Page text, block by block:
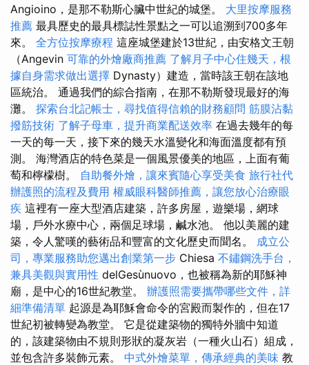
Angioino，是那不勒斯心臟中世紀的城堡。 大里按摩服務
推薦 最具歷史的最具標誌性景點之一可以追溯到700多年
來。 全方位按摩療程 這座城堡建於13世紀，由安格文王朝
（Angevin 可靠的外燴廠商推薦 了解月子中心住幾天，根
據自身需求做出選擇 Dynasty）建造，當時該王朝在該地
區統治。 通過我們的綜合指南，在那不勒斯發現最好的海
灘。 探索台北記帳士，尋找值得信賴的財務顧問 筋膜沾黏
撥筋技術 了解子母車，提升商業配送效率 在過去幾年的每
一天的每一天，接下來的幾天水溫變化和海面溫度都有預
測。 海灣酒店的特色菜是一個風景優美的地區，上面有葡
萄和檸檬樹。 自助餐外燴，讓來賓隨心享受美食 旅行社代
辦護照的流程及費用 權威眼科醫師推薦，讓您放心治療眼
疾 這裡有一座大型酒店建築，許多房屋，遊樂場，網球
場，戶外水療中心，兩個足球場，鹹水池。 他以美麗的建
築，令人驚嘆的藝術品和豐富的文化歷史而聞名。 成立公
司，專業服務助您邁出創業第一步 Chiesa 不鏽鋼洗手台，
兼具美觀與實用性 delGesùnuovo，也被稱為新的耶穌神
廟，是中心的16世紀教堂。 辦護照需要攜帶哪些文件，詳
細準備清單 起源是為耶穌會命令的宮殿而製作的，但在17
世紀初被轉變為教堂。 它是從建築物的獨特外牆中知道
的，該建築物由不規則形狀的凝灰岩（一種火山石）組成，
並包含許多裝飾元素。 中式外燴菜單，傳承經典的美味 教